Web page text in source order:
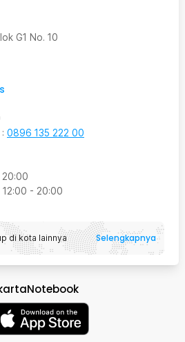
G1 No. 10
: 0896 135 222 00
20:00
12:00 - 20:00
di kota lainnya Selengkapnya